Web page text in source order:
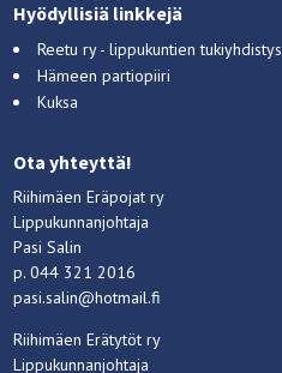
Hyödyllisiä linkkejä
Reetu ry - lippukuntien tukiyhdistys
Hämeen partiopiiri
Kuksa
Ota yhteyttä!
Riihimäen Eräpojat ry
Lippukunnanjohtaja
Pasi Salin
p. 044 321 2016
pasi.salin@hotmail.fi
Riihimäen Erätytöt ry
Lippukunnanjohtaja